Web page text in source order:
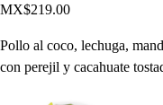
MX$219.00
Pollo al coco, lechuga,
con perejil y cacahuate